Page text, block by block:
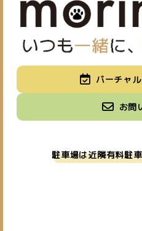
バーチャ
お問
駐車場は近隣有料駐